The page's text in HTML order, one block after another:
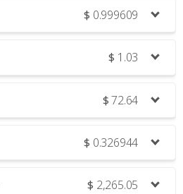
$ 0.999609
$ 1.03
$72.64
$ 0.326944
$ 2,265.05